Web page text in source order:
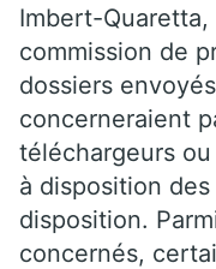
Imbert-
commission de
dossiers
concerneraient
téléchargeurs
à disposition
disposition.
concernés,